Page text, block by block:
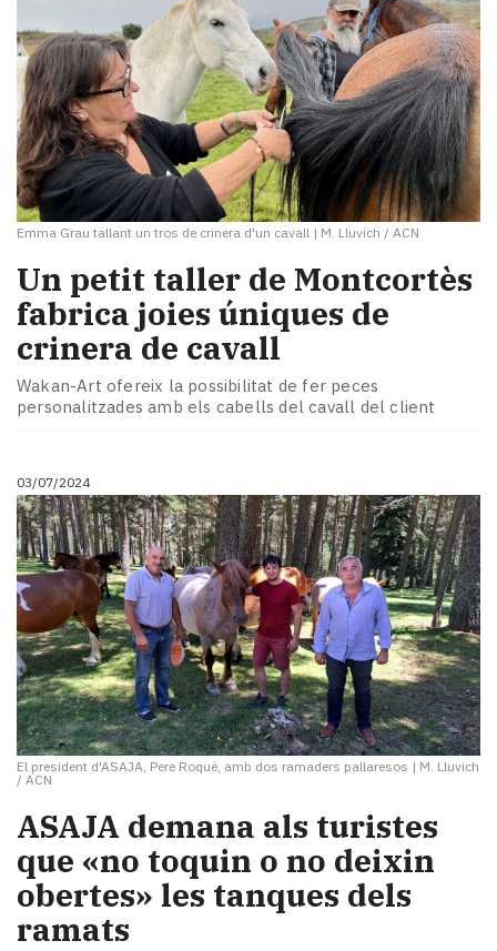
Emma Grau tallant un tros de crinera d'un cavall | M. Lluvich / ACN
Un petit taller de Montcortès
fabrica joies úniques de
crinera de cavall
Wakan-Art ofereix la possibilitat de fer peces
personalitzades amb els cabells del cavall del client
03/07/2024
El president d'ASAJA, Pere Roqué, amb dos ramaders pallaresos | M. Lluvich
/ ACN
ASAJA demana als turistes
que «no toquin o no deixin
obertes» les tanques dels
ramats